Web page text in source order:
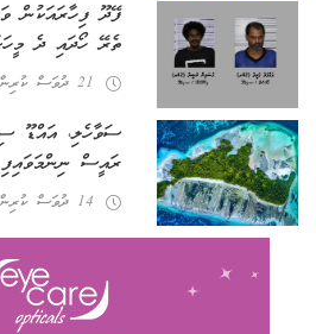
ތެރޭ ހޯދައި ދެ
21 ދުވަސް ކުރިން
ސަވާހެލި، އައްޑޫ
ރައީސް ނިންމަވައިފި
14 ދުވަސް ކުރިން